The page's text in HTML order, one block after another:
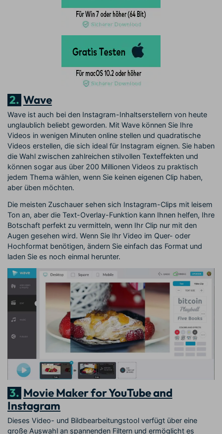
2. Wave
Wave ist auch bei den Instagram-Inhaltserstellern von heute
unglaublich beliebt geworden. Mit Wave können Sie Ihre
Videos in wenigen Minuten online stellen und quadratische
Videos erstellen, die sich ideal für Instagram eignen. Sie haben
die Wahl zwischen zahlreichen stilvollen Texteffekten und
können sogar aus über 200 Millionen Videos zu praktisch
jedem Thema wählen, wenn Sie keinen eigenen Clip haben,
aber üben möchten.
Die meisten Zuschauer sehen sich Instagram-Clips mit leisem
Ton an, aber die Text-Overlay-Funktion kann Ihnen helfen, Ihre
Botschaft perfekt zu vermitteln, wenn Ihr Clip nur mit den
Augen gesehen wird. Wenn Sie Ihr Video im Quer- oder
Hochformat benötigen, ändern Sie einfach das Format und
laden Sie es noch einmal herunter.
3. Movie Maker for YouTube and
Instagram
Dieses Video- und Bildbearbeitungstool verfügt über eine
große Auswahl an spannenden Filtern und ermöglicht es